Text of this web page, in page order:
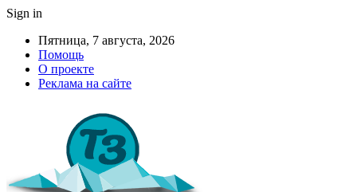
Sign in
Пятница, 7 августа, 2026
Помощь
О проекте
Реклама на сайте